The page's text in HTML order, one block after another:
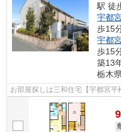
駅 徒
宇都
歩15
宇都
歩15
築13
栃木
お部屋探しは三和住宅【宇都宮平